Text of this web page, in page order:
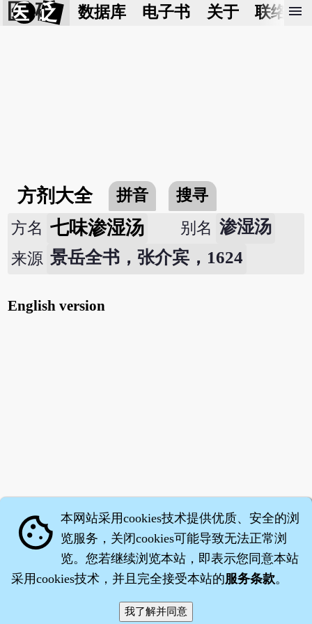
医 砭 数据库 电子书 关于 联络我
menu
方剂大全 拼音
搜寻
方名 七味渗湿汤 别名 渗湿汤
来源 景岳全书，张介宾，1624
English version
·沈药子©2008～2026
cookie 本网站采用cookies技术提供优质、安全的浏
览服务，关闭cookies可能导致无法正常浏
览。您若继续浏览本站，即表示您同意本站
采用cookies技术，并且完全接受本站的服务条款。